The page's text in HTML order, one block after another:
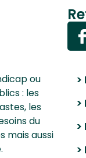
ou
: les
les
du
mais aussi